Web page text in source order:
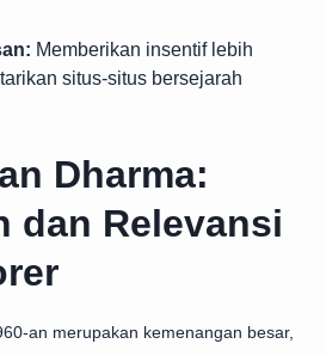
Memberikan insentif lebih
situs-situs bersejarah
Dharma:
dan Relevansi
an merupakan kemenangan besar,